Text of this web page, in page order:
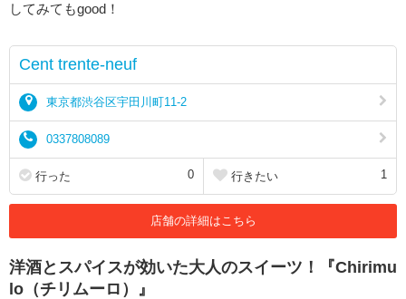
してみてもgood！
Cent trente-neuf
東京都渋谷区宇田川町11-2
0337808089
行った 0 行きたい 1
店舗の詳細はこちら
洋酒とスパイスが効いた大人のスイーツ！『Chirimu
lo（チリムーロ）』